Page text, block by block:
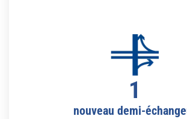
1
nouveau demi-